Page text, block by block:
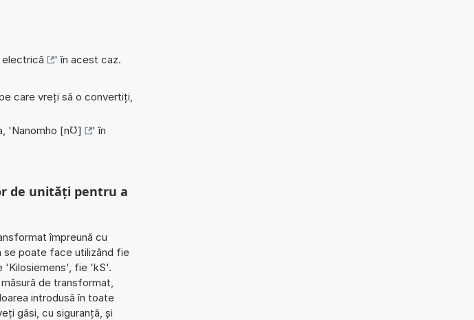
' în acest caz.
care vreți să o convertiți,
'Nanomho [n℧]
' în
de unități pentru a
împreună cu
se poate face utilizând fie
'Kilosiemens', fie 'kS'.
de transformat,
introdusă în toate
găsi, cu siguranță, și